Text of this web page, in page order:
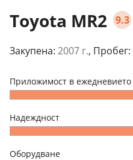
Toyota MR2 9.3
Закупена: 2007 г., Пробег:
Приложимост в ежедневието
Надеждност
Оборудване